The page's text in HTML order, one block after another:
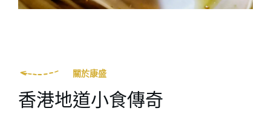
關於康盛
香港地道小食傳奇​